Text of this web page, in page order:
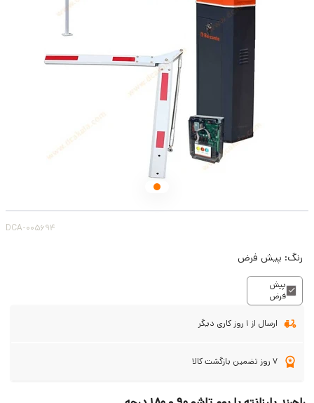
DCA-005694
رنگ: پیش فرض
پیش
فرض
ارسال از 1 روز کاری دیگر
7 روز تضمین بازگشت کالا